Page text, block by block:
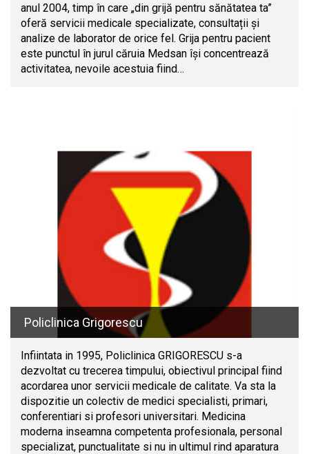
anul 2004, timp în care „din grijă pentru sănătatea ta”
oferă servicii medicale specializate, consultații și
analize de laborator de orice fel. Grija pentru pacient
este punctul în jurul căruia Medsan își concentrează
activitatea, nevoile acestuia fiind…
Policlinica Grigorescu
Infiintata in 1995, Policlinica GRIGORESCU s-a
dezvoltat cu trecerea timpului, obiectivul principal fiind
acordarea unor servicii medicale de calitate. Va sta la
dispozitie un colectiv de medici specialisti, primari,
conferentiari si profesori universitari. Medicina
moderna inseamna competenta profesionala, personal
specializat, punctualitate si nu in ultimul rind aparatura